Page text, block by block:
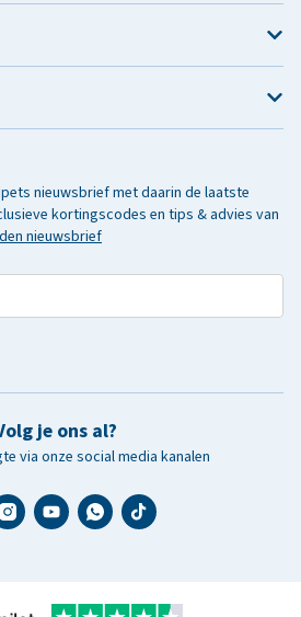
nieuwsbrief met daarin de laatste
kortingscodes en tips & advies van
nieuwsbrief
je ons al?
via onze social media kanalen